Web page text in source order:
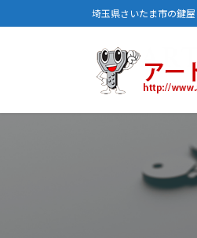
ン
ビ
埼玉県さいたま市の鍵